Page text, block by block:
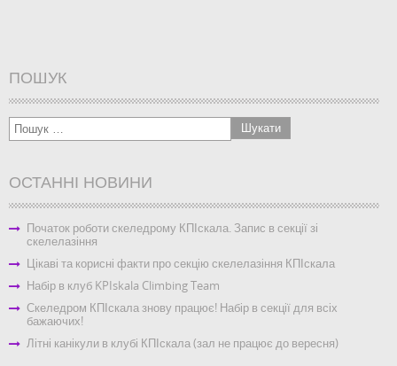
ПОШУК
ОСТАННІ НОВИНИ
Початок роботи скеледрому КПІскала. Запис в секції зі
скелелазіння
Цікаві та корисні факти про секцію скелелазіння КПІскала
Набір в клуб KPIskala Climbing Team
Скеледром КПІскала знову працює! Набір в секції для всіх
бажаючих!
Літні канікули в клубі КПІскала (зал не працює до вересня)